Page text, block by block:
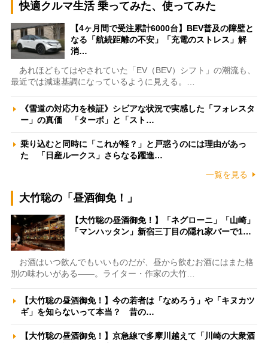
快適クルマ生活 乗ってみた、使ってみた
【4ヶ月間で受注累計6000台】BEV普及の障壁と
なる「航続距離の不安」「充電のストレス」解
消…
あれほどもてはやされていた「EV（BEV）シフト」の潮流も、
最近では減速基調になっているように見える。…
《雪道の対応力を検証》シビアな状況で実感した「フォレスタ
ー」の真価 「ターボ」と「スト…
乗り込むと同時に「これが軽？」と戸惑うのには理由があっ
た 「日産ルークス」さらなる躍進…
一覧を見る
大竹聡の「昼酒御免！」
【大竹聡の昼酒御免！】「ネグローニ」「山崎」
「マンハッタン」新宿三丁目の隠れ家バーで1…
お酒はいつ飲んでもいいものだが、昼から飲むお酒にはまた格
別の味わいがある――。ライター・作家の大竹…
【大竹聡の昼酒御免！】今の若者は「なめろう」や「キヌカツ
ギ」を知らないって本当？ 昔の…
【大竹聡の昼酒御免！】京急線で多摩川越えて「川崎の大衆酒